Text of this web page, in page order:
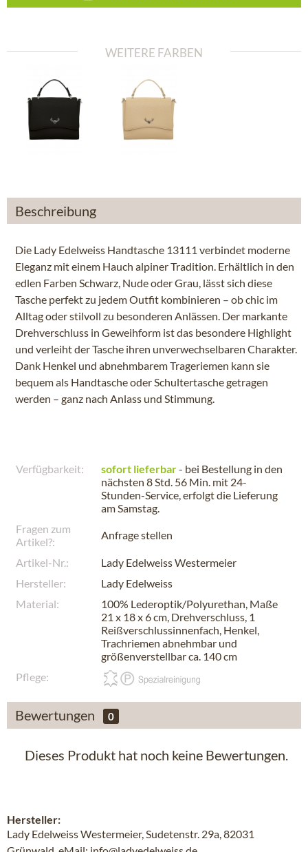
WEITERE FARBEN
Beschreibung
Die Lady Edelweiss Handtasche 13111 verbindet moderne
Eleganz mit einem Hauch alpiner Tradition. Erhältlich in den
edlen Farben Schwarz, Nude oder Grau, lässt sich diese
Tasche perfekt zu jedem Outfit kombinieren – ob chic im
Alltag oder stilvoll zu besonderen Anlässen. Der markante
Drehverschluss in Geweihform ist das besondere Highlight
und verleiht der Tasche ihren unverwechselbaren Charakter.
Dank Henkel und abnehmbarem Trageriemen kann sie
bequem als Handtasche oder Schultertasche getragen
werden – ganz nach Anlass und Stimmung.
Verfügbarkeit: sofort lieferbar- bei Bestellung in den
nächsten 8 Std. 56 Min. mit 24-
Stunden-Service, erfolgt die Lieferung
amSamstag.
Fragen zum
Artikel?:
Anfrage stellen
Artikel-Nr.:
Lady Edelweiss Westermeier
Hersteller:
Lady Edelweiss
Material:
100% Lederoptik/Polyurethan, Maße
21 x 18 x 6 cm, Drehverschluss, 1
Reißverschlussinnenfach, Henkel,
Trachriemen abnehmbar und
größenverstellbar ca. 140 cm
Pflege:
Bewertungen 0
Dieses Produkt hat noch keine Bewertungen.
Hersteller:
Lady Edelweiss Westermeier, Sudetenstr. 29a, 82031